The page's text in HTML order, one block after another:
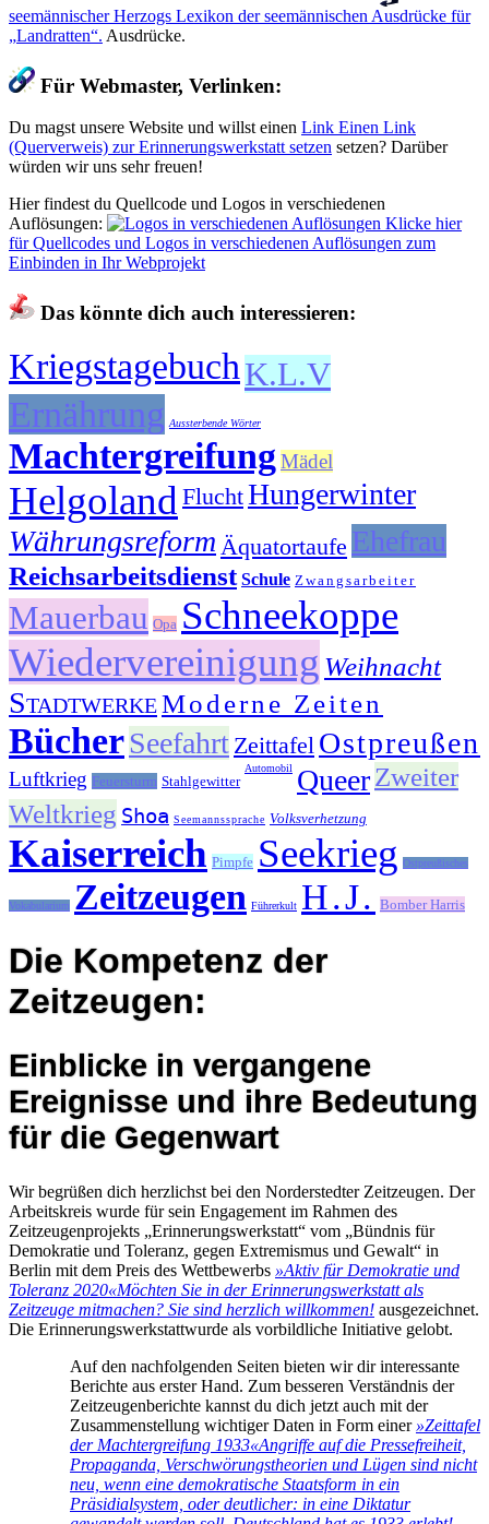
seemännischerHerzogs Lexikon der seemännischen Ausdrücke für
Landratten . Ausdrücke.
Für Webmaster, Verlinken:
Du magst unsere Website und willst einen Link Einen Link
(Querverweis) zur Erinnerungswerkstatt setzen setzen? Darüber
würden wir uns sehr freuen!
Hier findest du Quellcode und Logos in verschiedenen
Auflösungen:
Klicke hier
für Quellcodes und Logos in verschiedenen Auflösungen zum
Einbinden in Ihr Webprojekt
Das könnte dich auch interessieren:
Kriegstagebuch K.L.V
Ernährung Aussterbende Wörter
Machtergreifung Mädel
Helgoland FluchtHungerwinter
Währungsreform Äquatortaufe Ehefrau
Reichsarbeitsdienst Schule Zwangsarbeiter
Mauerbau Opa Schneekoppe
Wiedervereinigung Weihnacht
StadtwerkeModerne Zeiten
BücherSeefahrt Zeittafel Ostpreußen
Luftkrieg Feuersturm Stahlgewitter
Automobil QueerZweiter
Weltkrieg Shoa Seemannssprache Volksverhetzung
Kaiserreich Pimpfe Seekrieg Ostpreußisches
Vokabularium Zeitzeugen Führerkult H.J. Bomber Harris
Die Kompetenz der
Zeitzeugen:
Einblicke in vergangene
Ereignisse und ihre Bedeutung
für die Gegenwart
Wir begrüßen dich herzlichst bei den Norderstedter Zeitzeugen. Der
Arbeitskreis wurde für sein Engagement im Rahmen des
Zeitzeugenprojekts „Erinnerungswerkstatt“ vom „Bündnis für
Demokratie und Toleranz, gegen Extremismus und Gewalt“ in
Berlin mit dem Preis des Wettbewerbs »Aktiv für Demokratie und
Toleranz 2020«Möchten Sie in der Erinnerungswerkstatt als
Zeitzeuge mitmachen? Sie sind herzlich willkommen! ausgezeichnet.
Die Erinnerungswerkstattwurde als vorbildliche Initiative gelobt.
Auf den nachfolgenden Seiten bieten wir dir interessante
Berichte aus erster Hand. Zum besseren Verständnis der
Zeitzeugenberichte kannst du dich jetzt auch mit der
Zusammenstellung wichtiger Daten in Form einer »Zeittafel
der Machtergreifung 1933«Angriffe auf die Pressefreiheit,
Propaganda, Verschwörungstheorien und Lügen sind nicht
neu, wenn eine demokratische Staatsform in ein
Präsidialsystem, oder deutlicher: in eine Diktatur